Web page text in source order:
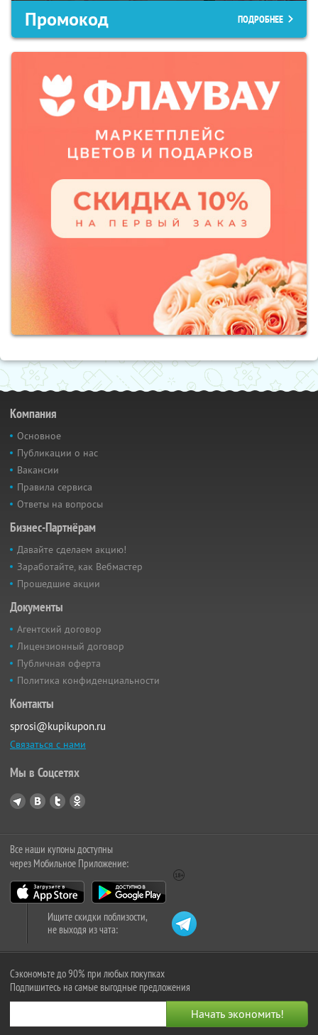
Промокод ПОДРОБНЕЕ
Компания
Основное
Публикации о нас
Вакансии
Правила сервиса
Ответы на вопросы
Бизнес-Партнёрам
Давайте сделаем акцию!
Заработайте, как Вебмастер
Прошедшие акции
Документы
Агентский договор
Лицензионный договор
Публичная оферта
Политика конфиденциальности
Контакты
sprosi@kupikupon.ru
Связаться с нами
Мы в Соцсетях
Все наши купоны доступны
через Мобильное Приложение:
Ищите скидки поблизости,
не выходя из чата:
Сэкономьте до 90% при любых покупках
Подпишитесь на самые выгодные предложения